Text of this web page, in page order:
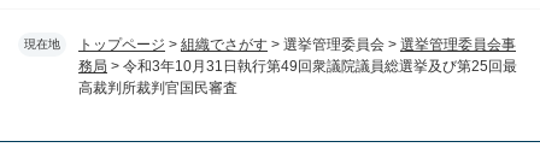
現在地 トップページ > 組織でさがす > 選挙管理委員会 > 選挙管理委員会事
務局 > 令和3年10月31日執行第49回衆議院議員総選挙及び第25回最
高裁判所裁判官国民審査